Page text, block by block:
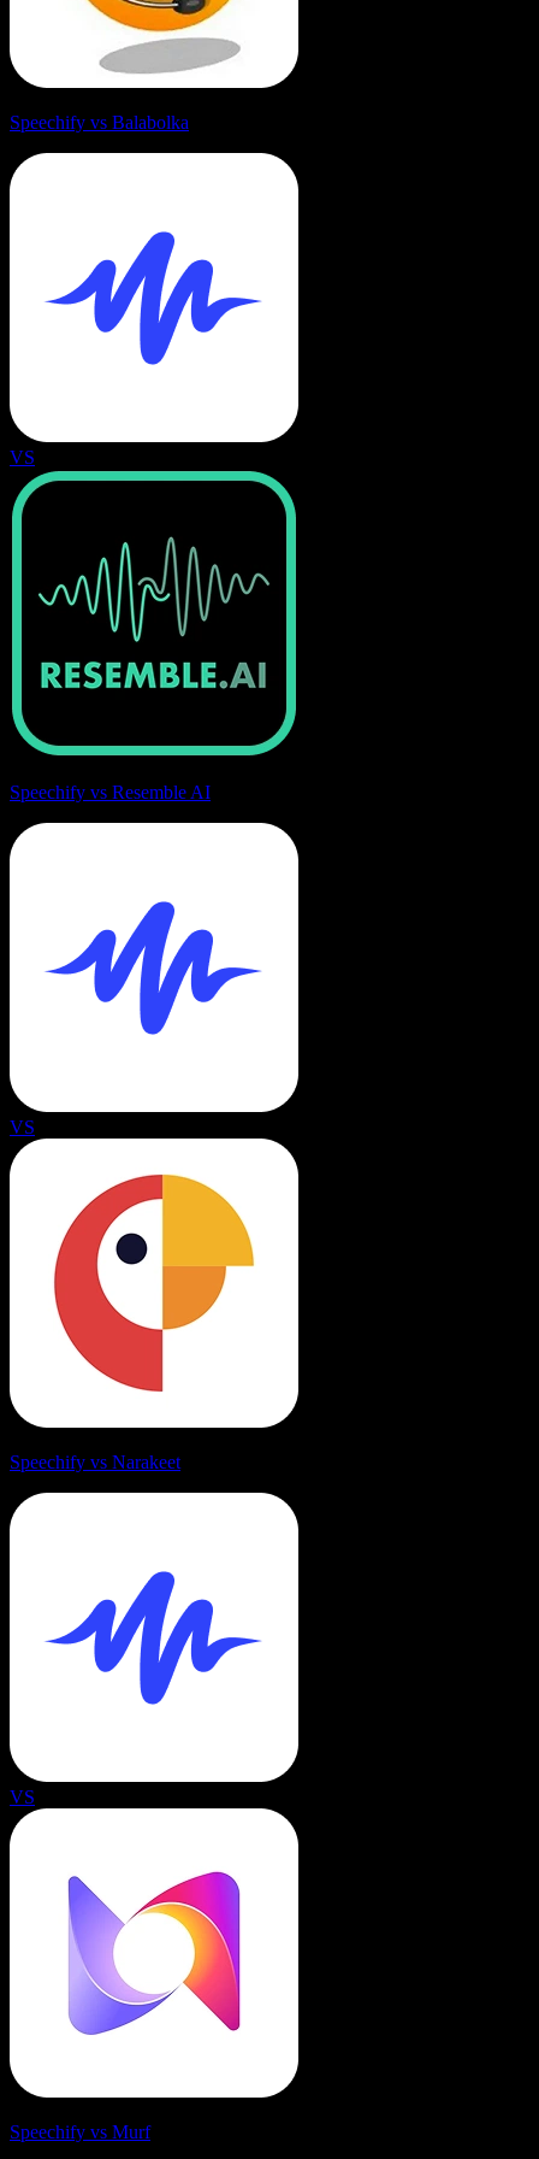
Speechify vs Balabolka
VS
Speechify vs Resemble AI
VS
Speechify vs Narakeet
VS
Speechify vs Murf